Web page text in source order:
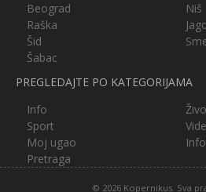
Beograd
Niš
Raška
Šid
Šabac
PREGLEDAJTE PO KATEGORIJAMA
Info
Sport
Moj ugao
Pretraga
© 2026 Kopernikus. Sva